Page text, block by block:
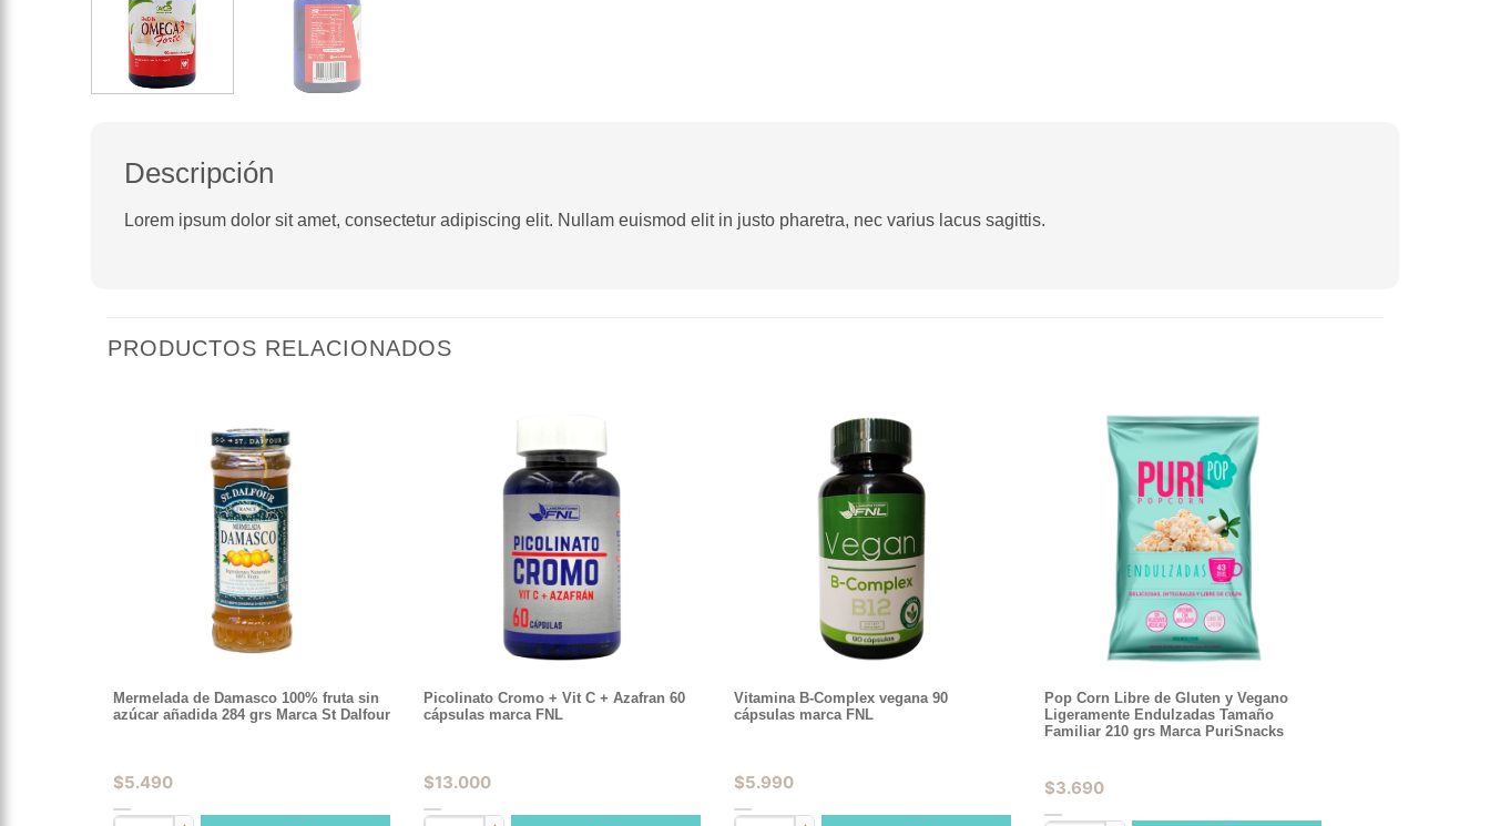
Descripción
Lorem ipsum dolor sit amet, consectetur adipiscing elit. Nullam euismod elit in justo pharetra, nec varius lacus sagittis.
PRODUCTOS RELACIONADOS
Mermelada de Damasco 100% fruta sin
azúcar añadida 284 grs Marca St Dalfour
$5.490
Picolinato Cromo + Vit C + Azafran 60
cápsulas marca FNL
$13.000
Vitamina B-Complex vegana 90
cápsulas marca FNL
$5.990
Pop Corn Libre de Gluten y Vegano
Ligeramente Endulzadas Tamaño
Familiar 210 grs Marca PuriSnacks
$3.690